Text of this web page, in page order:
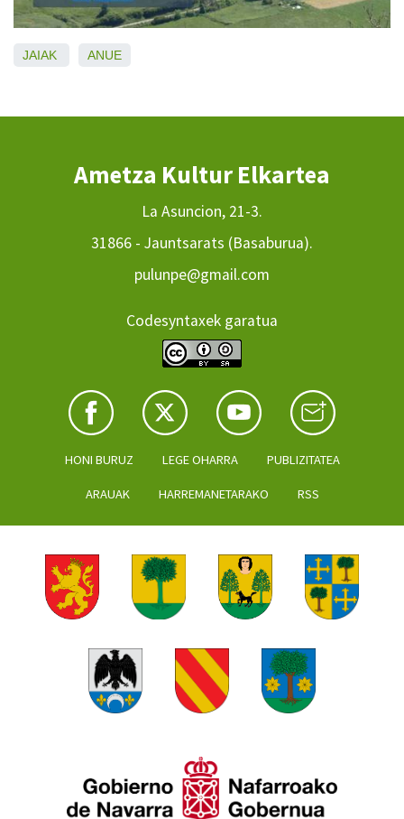
JAIAK ANUE
Ametza Kultur Elkartea
La Asuncion, 21-3.
31866 - Jauntsarats (Basaburua).
pulunpe@gmail.com
Codesyntaxek garatua
HONI BURUZ LEGE OHARRA PUBLIZITATEA
ARAUAK HARREMANETARAKO RSS